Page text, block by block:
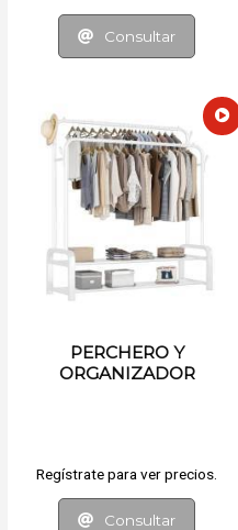
Consultar
PERCHERO Y
ORGANIZADOR
Regístrate para ver precios.
Consultar